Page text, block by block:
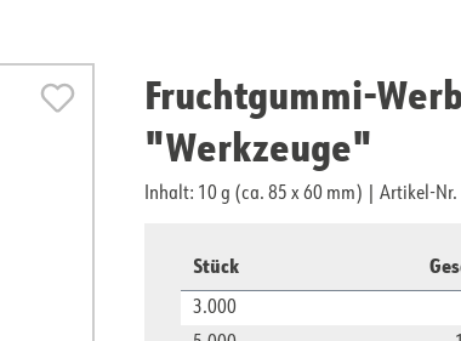
Fruchtgummi-
"Werkzeuge"
Inhalt: 10 g (ca. 85 x 60 mm) Artikel-
Stück
3.000